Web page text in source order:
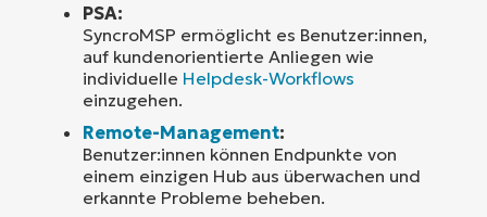
PSA:
SyncroMSP ermöglicht es Benutzer:innen,
auf kundenorientierte Anliegen wie
individuelle Helpdesk-Workflows
einzugehen.
Remote-Management:
Benutzer:innen können Endpunkte von
einem einzigen Hub aus überwachen und
erkannte Probleme beheben.